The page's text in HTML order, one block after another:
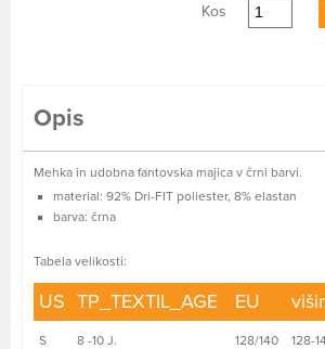
Kos
Opis
Mehka in udobna fantovska majica v črni barvi.
material: 92% Dri-FIT poliester, 8% elastan
barva: črna
Tabela velikosti:
US TP_TEXTIL_AGE EU
S 8 -10 J. 128/140 128-